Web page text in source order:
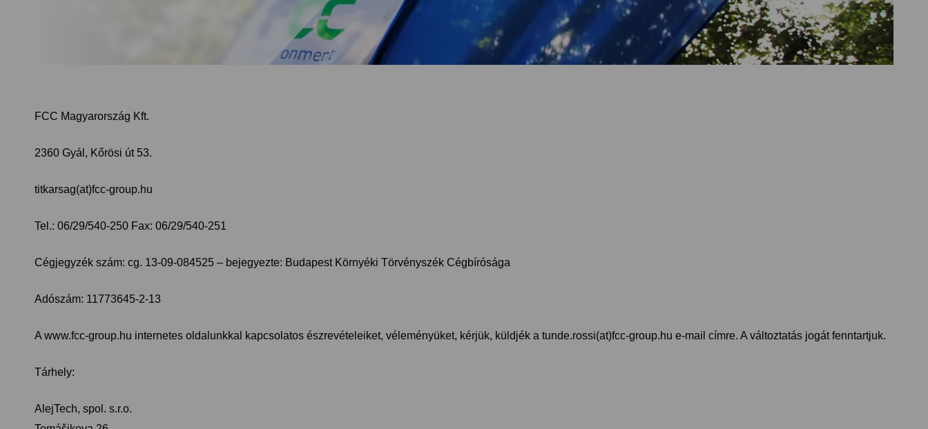
FCC Magyarország Kft.
2360 Gyál, Kőrösi út 53.
titkarsag(at)fcc-group.hu
Tel.: 06/29/540-250 Fax: 06/29/540-251
Cégjegyzék szám: cg. 13-09-084525 – bejegyezte: Budapest Környéki Törvényszék Cégbírósága
Adószám: 11773645-2-13
A www.fcc-group.hu internetes oldalunkkal kapcsolatos észrevételeiket, véleményüket, kérjük, küldjék a tunde.rossi(at)fcc-group.hu e-mail címre. A változtatás jogát fenntartjuk.
Tárhely:
AlejTech, spol. s.r.o.